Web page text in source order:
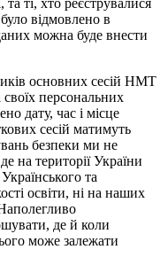
відмовлено в
можна буде внести
основних сесій НМТ
своїх персональних
дату, час і місце
сесій матимуть
безпеки ми не
на території України
та
освіти, ні на наших
де й коли
може залежати